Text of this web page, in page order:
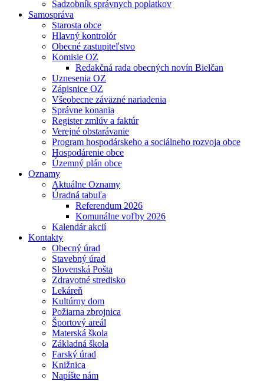
Sadzobník správnych poplatkov
Samospráva
Starosta obce
Hlavný kontrolór
Obecné zastupiteľstvo
Komisie OZ
Redakčná rada obecných novín Bielčan
Uznesenia OZ
Zápisnice OZ
Všeobecne záväzné nariadenia
Správne konania
Register zmlúv a faktúr
Verejné obstarávanie
Program hospodárskeho a sociálneho rozvoja obce
Hospodárenie obce
Územný plán obce
Oznamy
Aktuálne Oznamy
Úradná tabuľa
Referendum 2026
Komunálne voľby 2026
Kalendár akcií
Kontakty
Obecný úrad
Stavebný úrad
Slovenská Pošta
Zdravotné stredisko
Lekáreň
Kultúrny dom
Požiarna zbrojnica
Športový areál
Materská škola
Základná škola
Farský úrad
Knižnica
Napíšte nám